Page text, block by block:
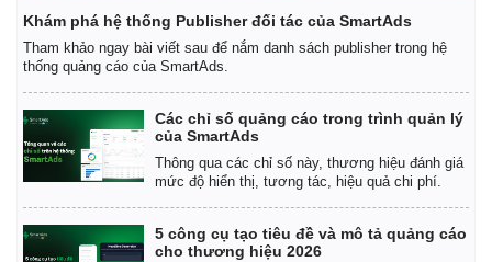
Khám phá hệ thống Publisher đối tác của SmartAds
Tham khảo ngay bài viết sau để nắm danh sách publisher trong hệ
thống quảng cáo của SmartAds.
Các chỉ số quảng cáo trong trình quản lý
của SmartAds
Thông qua các chỉ số này, thương hiệu đánh giá
mức độ hiển thị, tương tác, hiệu quả chi phí.
5 công cụ tạo tiêu đề và mô tả quảng cáo
cho thương hiệu 2026